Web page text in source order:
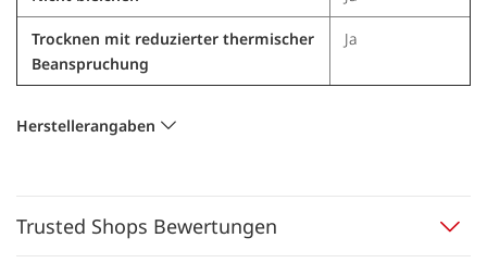
Trocknen mit reduzierter thermischer
Beanspruchung
Ja
Herstellerangaben
Trusted Shops Bewertungen